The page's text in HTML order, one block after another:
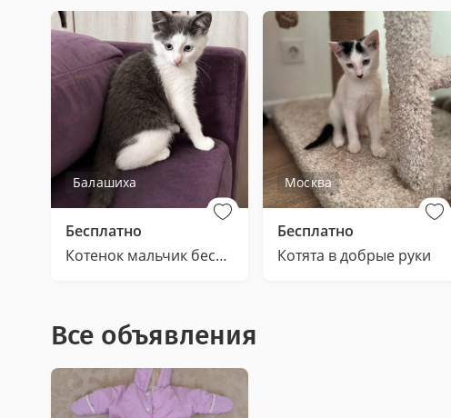
Балашиха
Бесплатно
Котенок мальчик бесплатно
Москва
Бесплатно
Котята в добрые руки
Все объявления